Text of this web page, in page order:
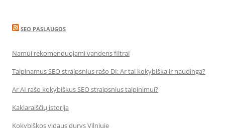
SEO PASLAUGOS
Namui rekomenduojami vandens filtrai
Talpinamus SEO straipsnius rašo DI: Ar tai kokybiška ir naudinga?
Ar AI rašo kokybiškus SEO straipsnius talpinimui?
Kaklaraiščių istorija
Kokybiškos vidaus durys Vilniuje